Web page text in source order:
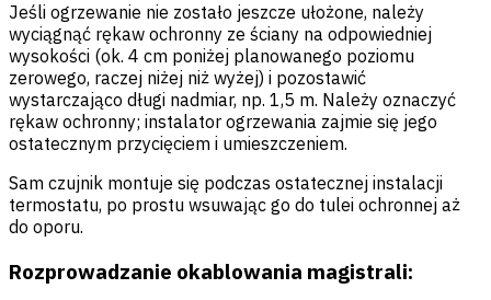
Jeśli ogrzewanie nie zostało jeszcze ułożone, należy
wyciągnąć rękaw ochronny ze ściany na odpowiedniej
wysokości (ok. 4 cm poniżej planowanego poziomu
zerowego, raczej niżej niż wyżej) i pozostawić
wystarczająco długi nadmiar, np. 1,5 m. Należy oznaczyć
rękaw ochronny; instalator ogrzewania zajmie się jego
ostatecznym przycięciem i umieszczeniem.
Sam czujnik montuje się podczas ostatecznej instalacji
termostatu, po prostu wsuwając go do tulei ochronnej aż
do oporu.
Rozprowadzanie okablowania magistrali: